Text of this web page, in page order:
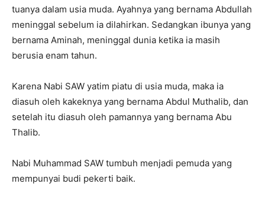
tuanya dalam usia muda. Ayahnya yang bernama Abdullah
meninggal sebelum ia dilahirkan. Sedangkan ibunya yang
bernama Aminah, meninggal dunia ketika ia masih
berusia enam tahun.
Karena Nabi SAW yatim piatu di usia muda, maka ia
diasuh oleh kakeknya yang bernama Abdul Muthalib, dan
setelah itu diasuh oleh pamannya yang bernama Abu
Thalib.
Nabi Muhammad SAW tumbuh menjadi pemuda yang
mempunyai budi pekerti baik.